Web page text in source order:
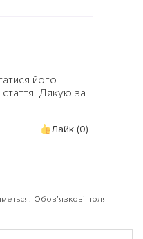
його
стаття. Дякую за
Лайк (0)
Обов’язкові поля